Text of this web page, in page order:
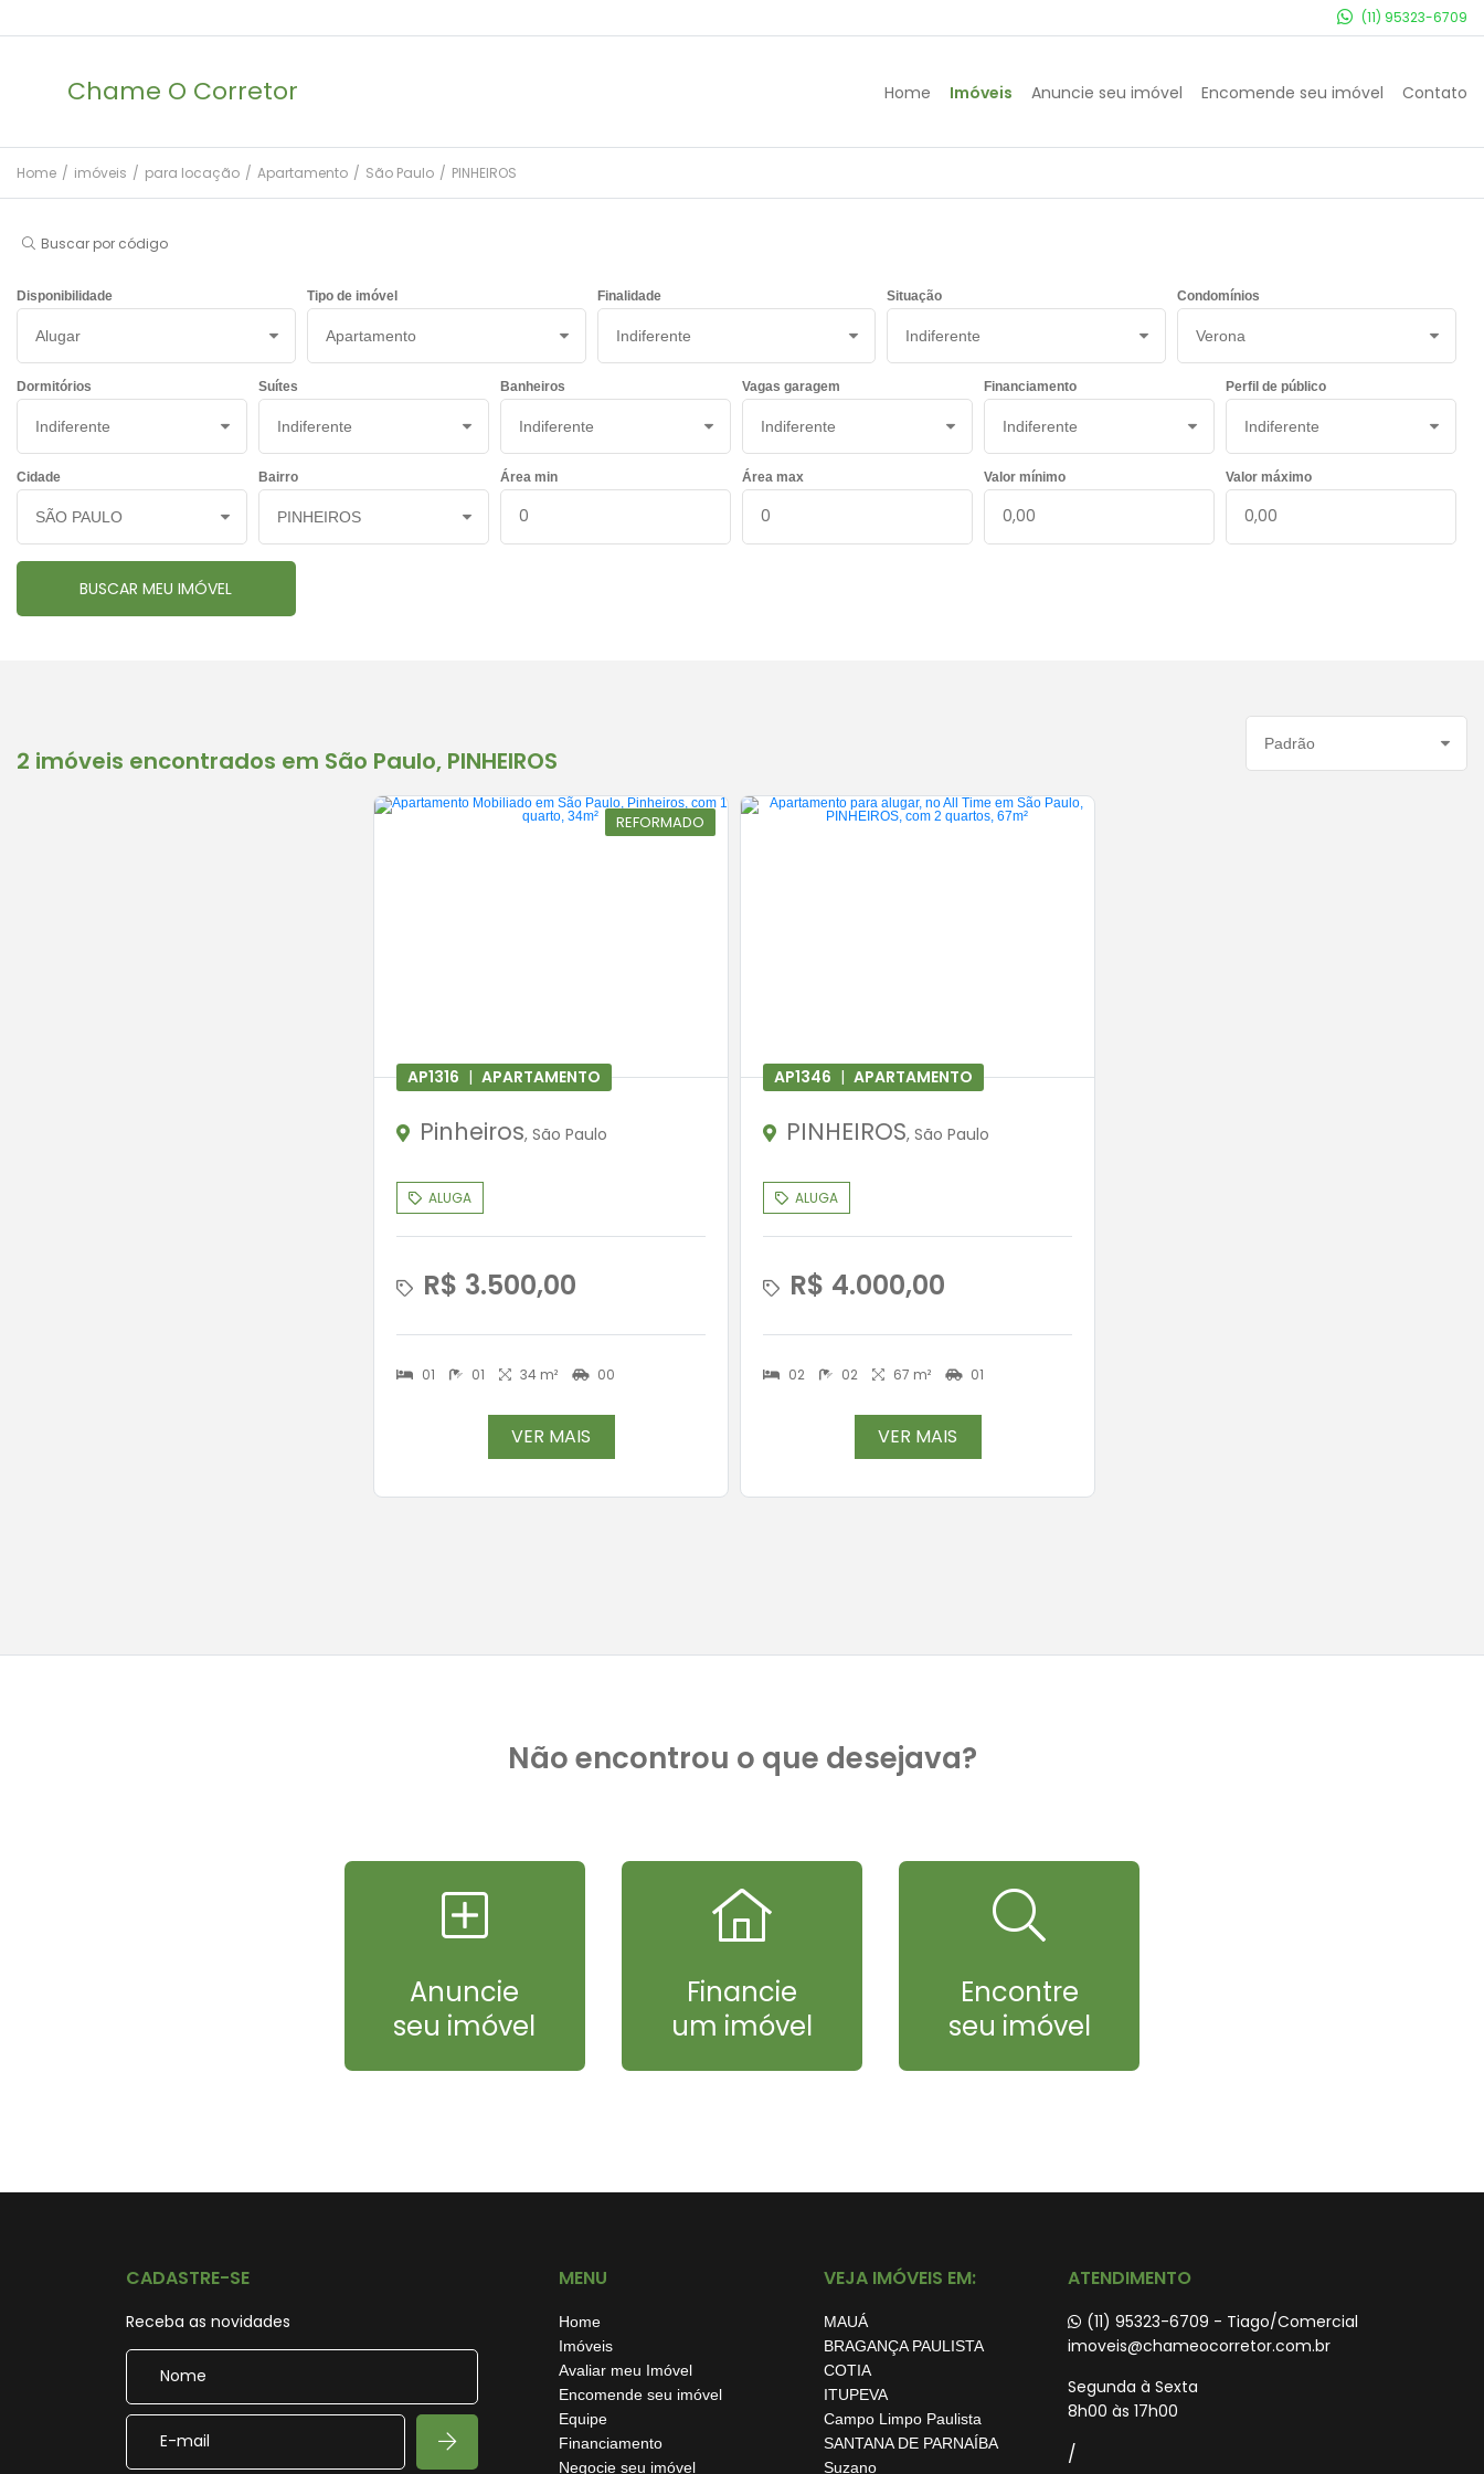
(11) 95323-6709
Chame O Corretor Home Imóveis Anuncie seu imóvel Encomende seu imóvel Contato
Home / imóveis / para locação / Apartamento / São Paulo / PINHEIROS
Buscar por código
Disponibilidade Tipo de imóvel Finalidade Situação Condomínios
Dormitórios Suítes Banheiros Vagas garagem Financiamento Perfil de público
Cidade Bairro Área min Área max Valor mínimo Valor máximo
Ordenar por:
2 imóveis encontrados em São Paulo, PINHEIROS
REFORMADO
AP1316 | APARTAMENTO
Pinheiros, São Paulo
ALUGA
R$ 3.500,00
01 01 34 m² 00
VER MAIS
AP1346 | APARTAMENTO
PINHEIROS, São Paulo
ALUGA
R$ 4.000,00
02 02 67 m² 01
VER MAIS
Não encontrou o que desejava?
Anuncie
seu imóvel
Financie
um imóvel
Encontre
seu imóvel
CADASTRE-SE
Receba as novidades
MENU
Home
Imóveis
Avaliar meu Imóvel
Encomende seu imóvel
Equipe
Financiamento
Negocie seu imóvel
VEJA IMÓVEIS EM:
MAUÁ
BRAGANÇA PAULISTA
COTIA
ITUPEVA
Campo Limpo Paulista
SANTANA DE PARNAÍBA
Suzano
ATENDIMENTO
(11) 95323-6709 - Tiago/Comercial
imoveis@chameocorretor.com.br
Segunda à Sexta
8h00 às 17h00
/